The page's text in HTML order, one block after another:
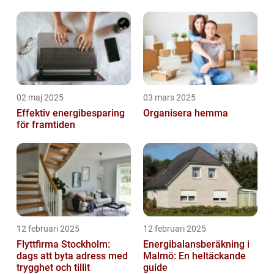
02 maj 2025
Effektiv energibesparing
för framtiden
03 mars 2025
Organisera hemma
12 februari 2025
Flyttfirma Stockholm:
dags att byta adress med
trygghet och tillit
12 februari 2025
Energibalansberäkning i
Malmö: En heltäckande
guide